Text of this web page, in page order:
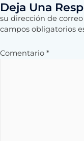
Deja Una
su dirección de
campos obligatorios
Comentario *